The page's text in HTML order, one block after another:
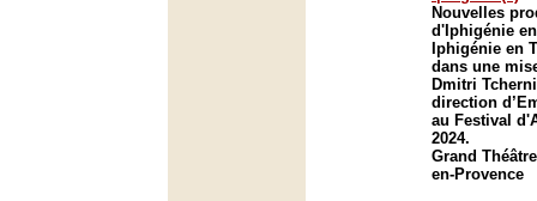
Nouvelles
d'Iphigénie
Iphigénie en
dans une
Dmitri
direction
au Festival
2024.
Grand
en-Provence